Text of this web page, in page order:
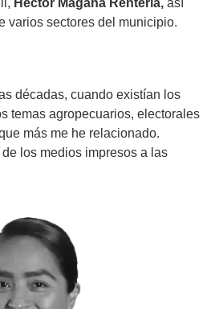
Héctor Magaña Rentería, así
varios sectores del municipio.
décadas, cuando existían los
temas agropecuarios, electorales
más me he relacionado.
los medios impresos a las